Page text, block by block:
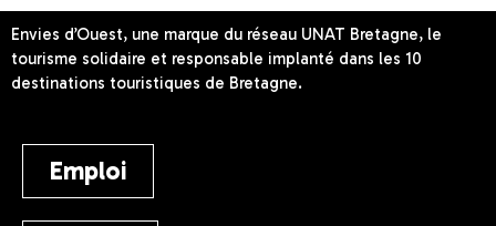
Envies d’Ouest, une marque du réseau UNAT Bretagne, le
tourisme solidaire et responsable implanté dans les 10
destinations touristiques de Bretagne.
Emploi